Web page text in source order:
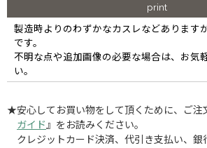
print
製造時よりのわずかなカスレなどあります
です。
不明な点や追加画像の必要な場合は、お気
い。
★安心してお買い物をして頂くために、ご注
ガイド 』をお読みください。
クレジットカード決済、代引き支払い、銀